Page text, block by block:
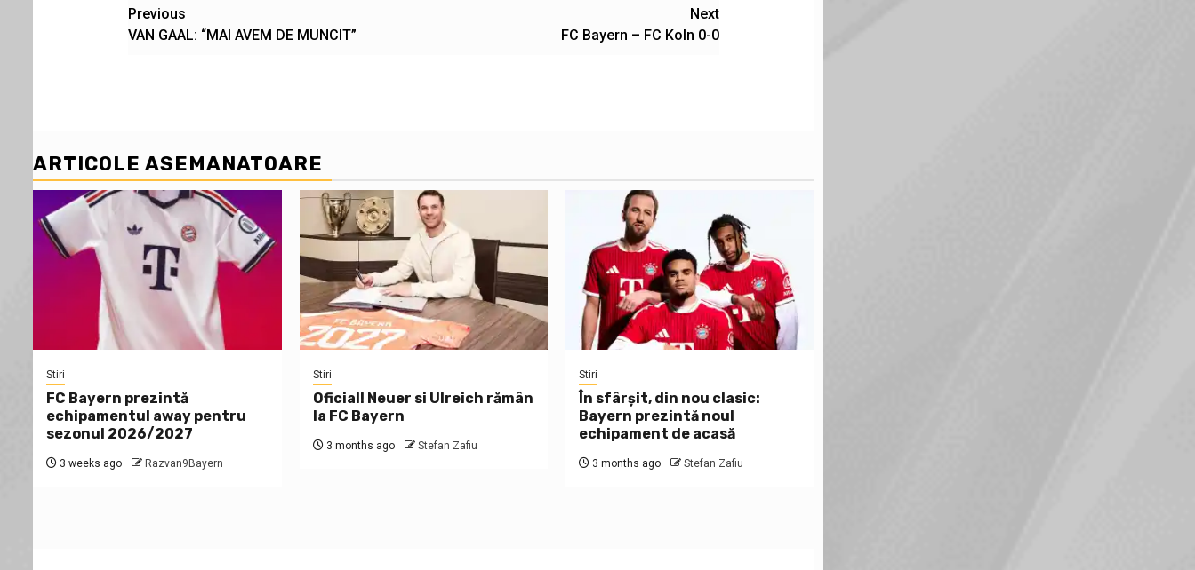
Post
navigation
Previous
VAN GAAL: “MAI AVEM DE MUNCIT”
Next
FC Bayern – FC Koln 0-0
ARTICOLE ASEMANATOARE
Stiri
FC Bayern prezintă
echipamentul away pentru
sezonul 2026/2027
3 weeks ago Razvan9Bayern
Stiri
Oficial! Neuer si Ulreich rămân
la FC Bayern
3 months ago Stefan Zafiu
Stiri
În sfârșit, din nou clasic:
Bayern prezintă noul
echipament de acasă
3 months ago Stefan Zafiu